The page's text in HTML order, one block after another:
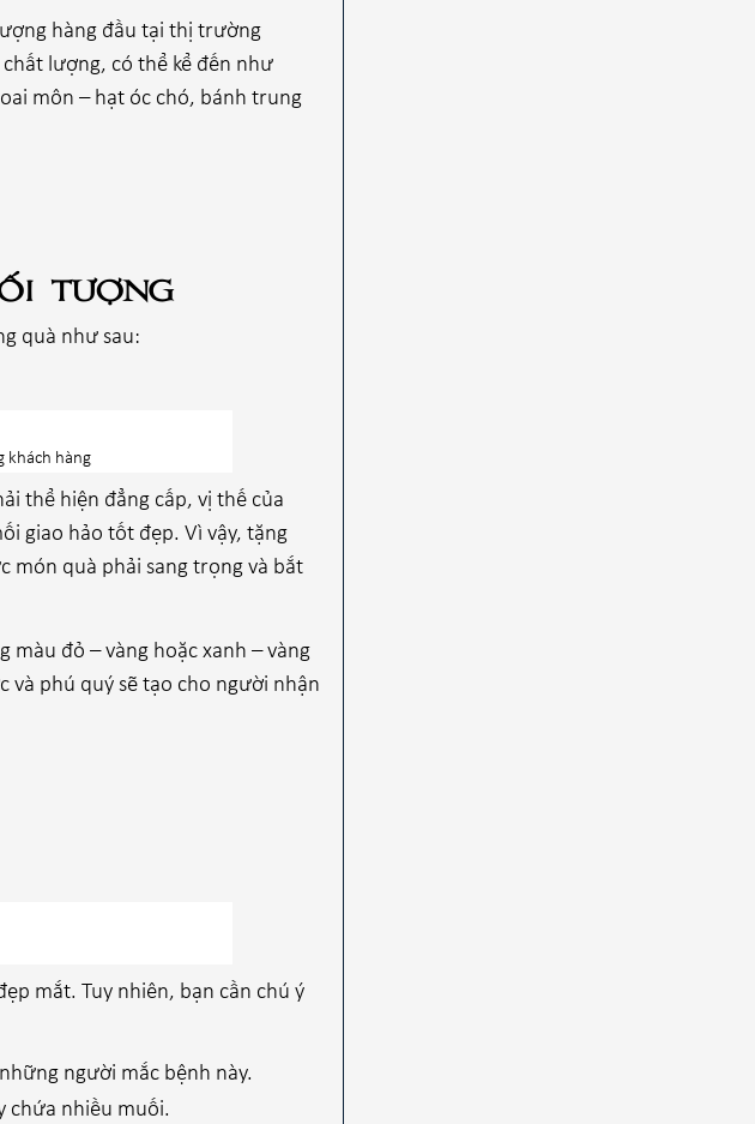
hàng đầu tại thị trường
lượng, có thể kể đến như
môn – hạt óc chó, bánh trung
tượng
quà như sau:
khách hàng
thể hiện đẳng cấp, vị thế của
giao hảo tốt đẹp. Vì vậy, tặng
món quà phải sang trọng và bắt
màu đỏ – vàng hoặc xanh – vàng
phú quý sẽ tạo cho người nhận
mắt. Tuy nhiên, bạn cần chú ý
người mắc bệnh này.
chứa nhiều muối.